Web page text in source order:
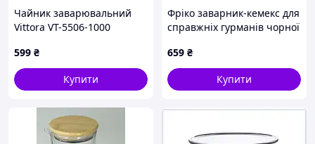
Чайник заварювальний
Vittora VT-5506-1000
599 ₴
Купити
Фріко заварник-кемекс для
справжніх гурманів чорної
659 ₴
Купити